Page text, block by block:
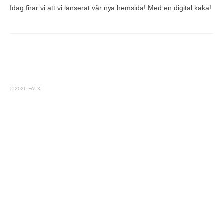
Idag firar vi att vi lanserat vår nya hemsida! Med en digital kaka!
© 2026 FALK